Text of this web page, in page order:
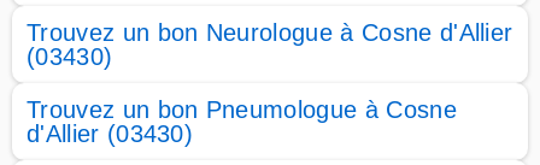
Trouvez un bon Neurologue à Cosne d'Allier
(03430)
Trouvez un bon Pneumologue à Cosne
d'Allier (03430)